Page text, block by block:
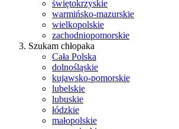
świętokrzyskie
warmińsko-mazurskie
wielkopolskie
zachodniopomorskie
Szukam chłopaka
Cała Polska
dolnośląskie
kujawsko-pomorskie
lubelskie
lubuskie
łódzkie
małopolskie